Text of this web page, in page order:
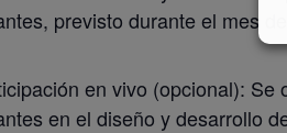
previsto durante el mes
en vivo (opcional):
en el diseño y desarrollo